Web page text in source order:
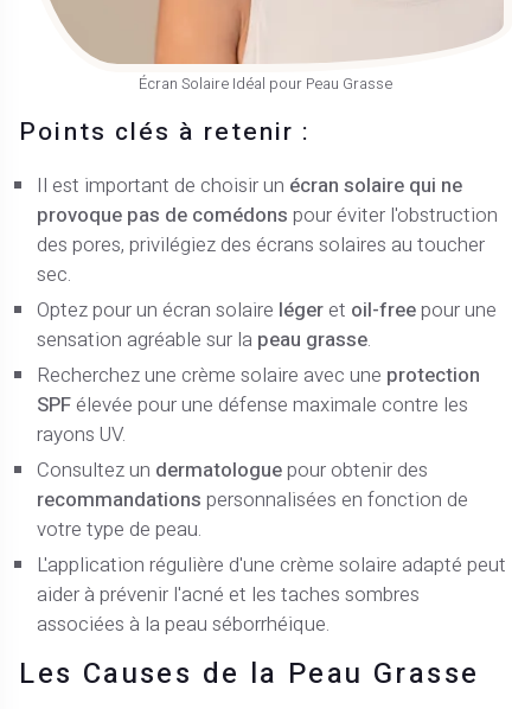
Écran Solaire Idéal pour Peau Grasse
Points clés à retenir :
Il est important de choisir un écran solaire qui ne
provoque pas de comédons pour éviter l'obstruction
des pores, privilégiez des écrans solaires au toucher
sec.
Optez pour un écran solaire légeret oil-freepour une
sensation agréable sur la peau grasse.
Recherchez une crème solaire avec une protection
SPFélevée pour une défense maximale contre les
rayons UV.
Consultez un dermatologuepour obtenir des
recommandations personnalisées en fonction de
votre type de peau.
L'application régulière d'une crème solaire adapté peut
aider à prévenir l'acné et les taches sombres
associées à la peau séborrhéique.
Les Causes de la Peau Grasse